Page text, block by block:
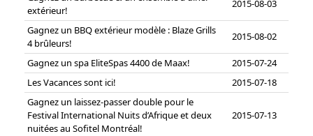
extérieur!
2015-08-03
Gagnez un BBQ extérieur modèle : Blaze Grills
4 brûleurs!
2015-08-02
Gagnez un spa EliteSpas 4400 de Maax!
2015-07-24
Les Vacances sont ici!
2015-07-18
Gagnez un laissez-passer double pour le
Festival International Nuits d’Afrique et deux
nuitées au Sofitel Montréal!
2015-07-13